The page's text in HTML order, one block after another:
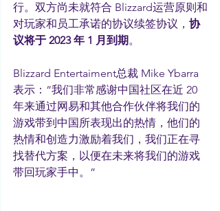
行。双方尚未就符合 Blizzard运营原则和
对玩家和员工承诺的协议续签协议， 协
议将于 2023 年 1 月到期。
Blizzard Entertaiment总裁 Mike Ybarra
表示：“我们非常感谢中国社区在近 20
年来通过网易和其他合作伙伴将我们的
游戏带到中国所表现出的热情，他们的
热情和创造力激励着我们，我们正在寻
找替代方案，以便在未来将我们的游戏
带回玩家手中。”